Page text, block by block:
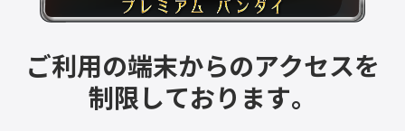
ご利用の端末からのアクセスを
制限しております。